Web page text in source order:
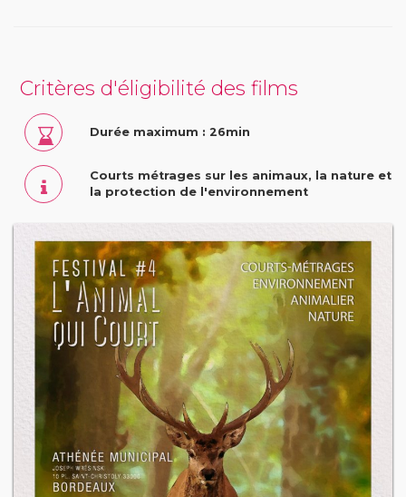
Critères d'éligibilité des films
Durée maximum : 26min
Courts métrages sur les animaux, la nature et
la protection de l'environnement